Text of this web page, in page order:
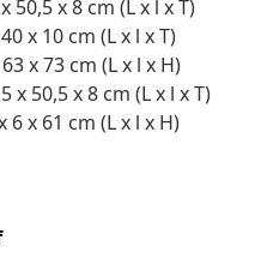
50,5 x 8 cm (L x l x T)
x 10 cm (L x l x T)
x 73 cm (L x l x H)
x 50,5 x 8 cm (L x l x T)
x 61 cm (L x l x H)